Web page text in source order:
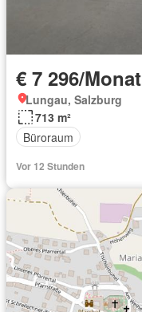
€ 7 296/Monat
Lungau, Salzburg
713 m²
Büroraum
Vor 12 Stunden